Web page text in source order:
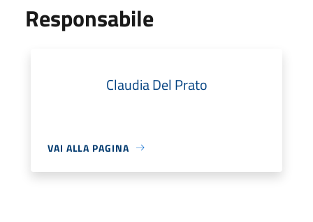
Responsabile
Claudia Del Prato
VAI ALLA PAGINA